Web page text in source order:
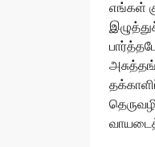
எங்கள்